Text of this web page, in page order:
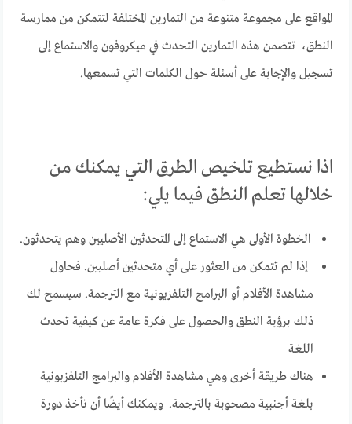
المواقع على مجموعة متنوعة من التمارين المختلفة لتتمكن من ممارسة
النطق، تتضمن هذه التمارين التحدث في ميكروفون والاستماع إلى
تسجيل والإجابة على أسئلة حول الكلمات التي تسمعها.
اذا نستطيع تلخيص الطرق التي يمكنك من
خلالها تعلم النطق فيما يلي:
الخطوة الأولى هي الاستماع إلى المتحدثين الأصليين وهم يتحدثون.
إذا لم تتمكن من العثور على أي متحدثين أصليين. فحاول
مشاهدة الأفلام أو البرامج التلفزيونية مع الترجمة. سيسمح لك
ذلك برؤية النطق والحصول على فكرة عامة عن كيفية تحدث
اللغة
هناك طريقة أخرى وهي مشاهدة الأفلام والبرامج التلفزيونية
بلغة أجنبية مصحوبة بالترجمة. ويمكنك أيضًا أن تأخذ دورة